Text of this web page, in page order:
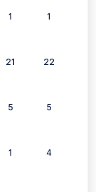
1 1
21 22
5 5
1 4